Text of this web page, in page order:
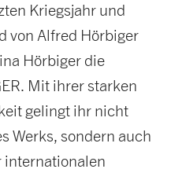
Kriegsjahr und
von Alfred Hörbiger
Hörbiger die
Mit ihrer starken
gelingt ihr nicht
Werks, sondern auch
internationalen